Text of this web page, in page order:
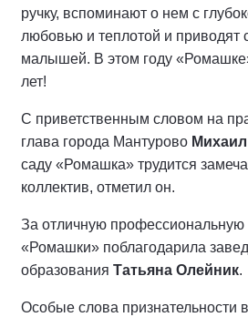
ручку, вспоминают о нем с
любовью и теплотой и приводят
малышей. В этом году
лет!
С приветственным словом на
глава города Мантурово
саду «Ромашка» трудится
коллектив, отметил он.
За отличную профессиональную
«Ромашки» поблагодарила
образования Татьяна Олейник.
Особые слова признательности